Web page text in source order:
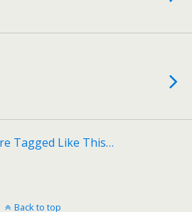
Tagged Like This…
Back to top